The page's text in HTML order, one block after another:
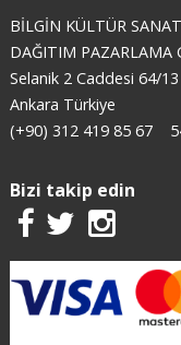
BİLGİN KÜLTÜR
DAĞITIM PAZARLAMA
Selanik 2 Caddesi 64/13
Ankara Türkiye
(+90) 312 419 85 67
Bizi takip edin